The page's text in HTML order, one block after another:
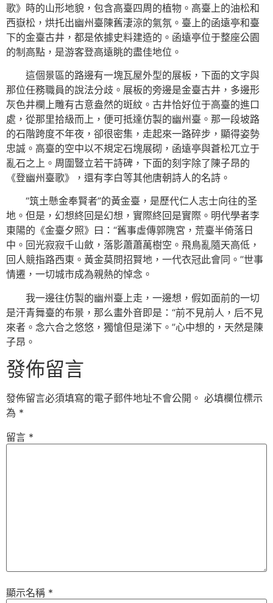
歌》時的山形地貌，包含高臺四周的植物。高臺上的油松和
西嶽松，烘托出幽州臺陳舊淒涼的氣氛。臺上的函遠亭和臺
下的金臺古井，都是依據史料建造的。函遠亭位于整座公園
的制高點，是游客登高遠眺的盡佳地位。
這個景區的路邊有一塊瓦屋外型的展板，下面的文字與
那位任務職員的說法分歧。展板的旁邊是金臺古井，多邊形
灰色井欄上雕有古意盎然的斑紋。古井恰好位于高臺的進口
處，從那里拾級而上，便可抵達仿製的幽州臺。那一段坡路
的石階跨度不年夜，卻很密集，走起來一路碎步，顯得姿勢
忠誠。高臺的空中以不規定石塊展砌，函遠亭與蒼松兀立于
亂石之上。周圍豎立若干詩碑，下面的刻字除了陳子昂的
《登幽州臺歌》，還有李白等其他唐朝詩人的名詩。
“筑土懸金奉賢者”的黃金臺，是歷代仁人志士向往的圣
地。但是，幻想終回是幻想，實際終回是實際。明代學者李
東陽的《金臺夕照》曰：“舊事虛傳郭隗宮，荒臺半倚落日
中。回光寂寂千山斂，落影蕭蕭萬樹空。飛鳥亂隨天高低，
回人競指路西東。黃金莫問招賢地，一代衣冠此會同。”世事
情遷，一切城市成為親熱的悼念。
我一邊往仿製的幽州臺上走，一邊想，假如面前的一切
是汗青舞臺的布景，那么畫外音即是：“前不見前人，后不見
來者。念六合之悠悠，獨愴但是涕下。”心中想的，天然是陳
子昂。
發佈留言
發佈留言必須填寫的電子郵件地址不會公開。 必填欄位標示
為 *
留言 *
顯示名稱 *